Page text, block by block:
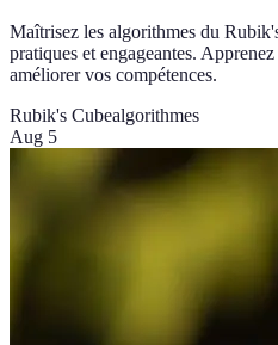
Maîtrisez les algorithmes du
pratiques et engageantes.
améliorer vos compétences.
Rubik's Cubealgorithmes
Aug 5